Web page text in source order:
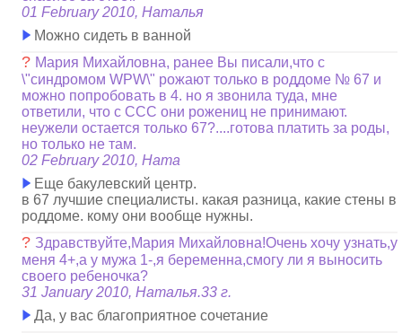
01 February 2010, Наталья
Можно сидеть в ванной
? Мария Михайловна, ранее Вы писали,что с
\"синдромом WPW\" рожают только в роддоме № 67 и
можно попробовать в 4. но я звонила туда, мне
ответили, что с ССС они рожениц не принимают.
неужели остается только 67?....готова платить за роды,
но только не там.
02 February 2010, Ната
Еще бакулевский центр.
в 67 лучшие специалисты. какая разница, какие стены в
роддоме. кому они вообще нужны.
? Здравствуйте,Мария Михайловна!Очень хочу узнать,у
меня 4+,а у мужа 1-,я беременна,смогу ли я выносить
своего ребеночка?
31 January 2010, Наталья.33 г.
Да, у вас благоприятное сочетание